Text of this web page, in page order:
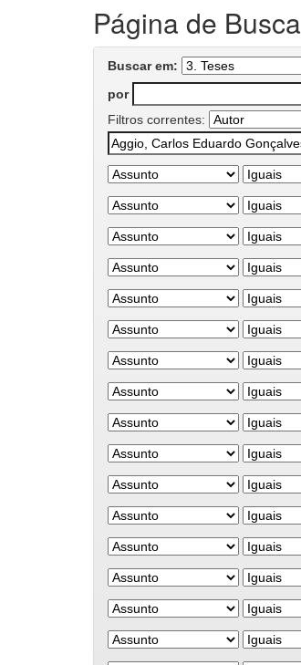
Página de Busca
Buscar em:
por
Filtros correntes: